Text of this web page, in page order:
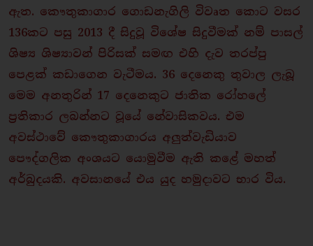
ඇත. කෞතුකාගාර ගොඩනැගිලි විවෘත කොට වසර
136කට පසු 2013 දී සිදුවූ විශේෂ සිදුවීමක් නම් පාසල්
ශිෂ්‍ය ශිෂ්‍යාවන් පිරිසක් සමඟ එහි දැව තරප්පු
පෙළක් කඩාගෙන වැටීමය. 36 දෙනෙකු තුවාල ලැබූ
මෙම අනතුරින් 17 දෙනෙකුට ජාතික රෝහලේ
ප්‍රතිකාර ලබන්නට වූයේ නේවාසිකවය. එම
අවස්ථාවේ කෞතුකාගාරය අලුත්වැඩියාව
පෞද්ගලික අංශයට යොමුවීම ඇති කළේ මහත්
අර්බුදයකි. අවසානයේ එය යුද හමුදාවට භාර විය.